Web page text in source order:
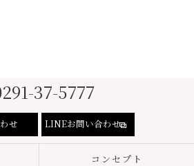
37-5777
せ LINEお問い合わせ
コンセプト